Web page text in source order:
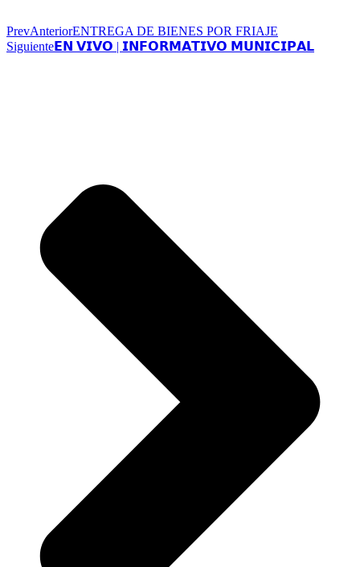
PrevAnteriorENTREGA DE BIENES POR FRIAJE
Siguiente 𝗘𝗡 𝗩𝗜𝗩𝗢 | 𝗜𝗡𝗙𝗢𝗥𝗠𝗔𝗧𝗜𝗩𝗢 𝗠𝗨𝗡𝗜𝗖𝗜𝗣𝗔𝗟